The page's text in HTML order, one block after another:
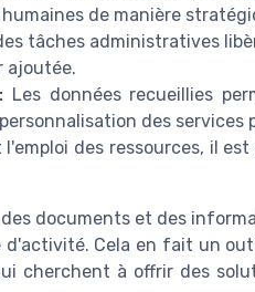
de manière
tâches administratives
ajoutée.
Les données recueillies
des services
des ressources, il
documents et des
d'activité. Cela en fait un
cherchent à offrir des